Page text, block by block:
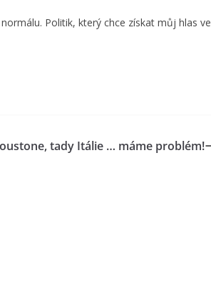
Politik, který chce získat můj hlas ve
tady Itálie … máme problém!